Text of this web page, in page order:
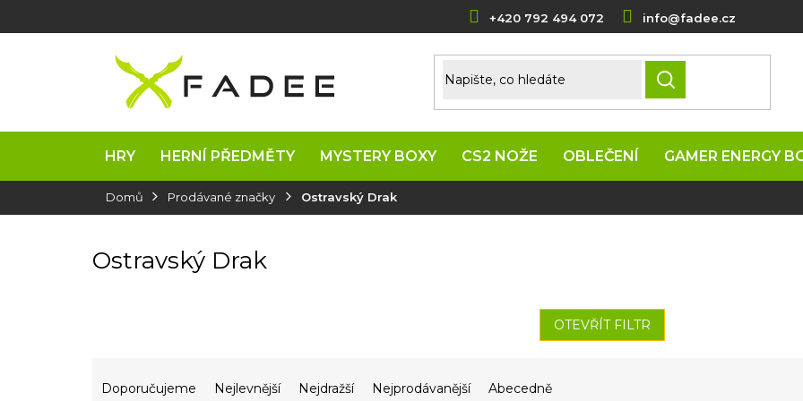
+420 792 494 072 info@fadee.cz
HLEDAT
HRY HERNÍ PŘEDMĚTY MYSTERY BOXY CS2 NOŽE OBLEČENÍ GAMER ENERGY
DomůProdávané značky Ostravský Drak
Ostravský Drak
OTEVŘÍT FILTR
Doporučujeme Nejlevnější Nejdražší Nejprodávanější Abecedně